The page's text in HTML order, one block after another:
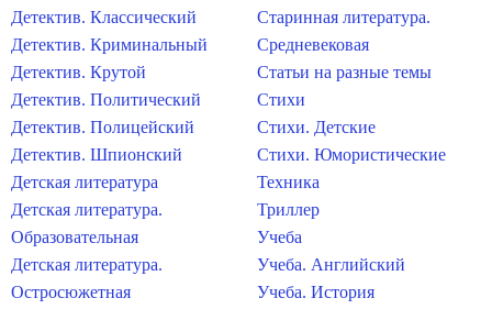
Детектив. Классический
Детектив. Криминальный
Детектив. Крутой
Детектив. Политический
Детектив. Полицейский
Детектив. Шпионский
Детская литература
Детская литература.
Образовательная
Детская литература.
Остросюжетная
Старинная литература.
Средневековая
Статьи на разные темы
Стихи
Стихи. Детские
Стихи. Юмористические
Техника
Триллер
Учеба
Учеба. Английский
Учеба. История